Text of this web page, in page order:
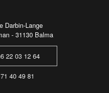
Darbin-Lange
- 31130 Balma
22 03 12 64
40 49 81